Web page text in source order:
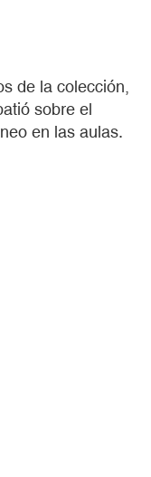
de la colección,
sobre el
en las aulas.